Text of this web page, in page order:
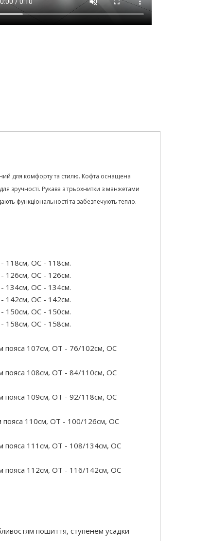
для комфорту та стилю. Кофта оснащена
зручності. Рукава з трьохнитки з манжетами
функціональності та забезпечують тепло.
118см, OC - 118см.
126см, OC - 126см.
134см, OC - 134см.
142см, OC - 142см.
150см, OC - 150см.
158см, OC - 158см.
пояса 107см, ОТ - 76/102см, OC
пояса 108см, ОТ - 84/110см, OC
пояса 109см, ОТ - 92/118см, OC
110см, ОТ - 100/126см, OC
пояса 111см, ОТ - 108/134см, OC
пояса 112см, ОТ - 116/142см, OC
пошиття, ступенем усадки